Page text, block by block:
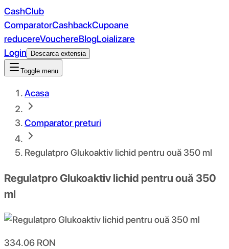
CashClub
ComparatorCashbackCupoane
reducereVouchereBlogLoializare
Login
Descarca extensia
Toggle menu
Acasa
Comparator preturi
Regulatpro Glukoaktiv lichid pentru ouă 350 ml
Regulatpro Glukoaktiv lichid pentru ouă 350
ml
334.06 RON